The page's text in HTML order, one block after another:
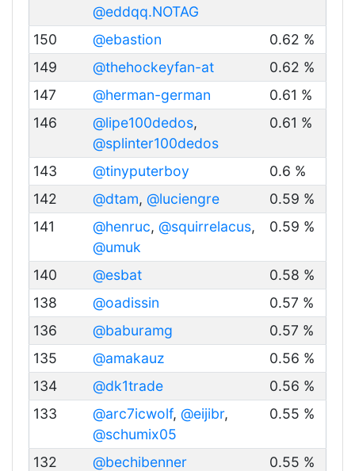
@eddqq.NOTAG
150 @ebastion
0.62 %
149
@thehockeyfan-at
0.62 %
147
@herman-german
0.61 %
146
@lipe100dedos,
@splinter100dedos
0.61 %
143 @tinyputerboy
0.6 %
142
@dtam, @luciengre
0.59 %
141
@henruc, @squirrelacus,
@umuk
0.59 %
140 @esbat
0.58 %
138
@oadissin
0.57 %
136
@baburamg
0.57 %
135
@amakauz
0.56 %
134
@dk1trade
0.56 %
133
@arc7icwolf, @eijibr,
@schumix05
0.55 %
132 @bechibenner
0.55 %